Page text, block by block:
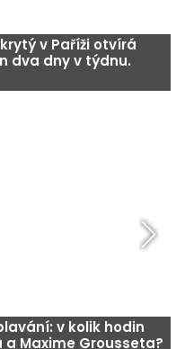
v Paříži otvírá
dva dny v týdnu.
v kolik hodin
Maxime Grousseta?